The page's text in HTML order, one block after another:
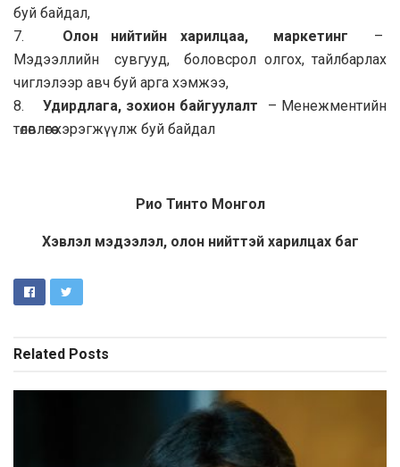
буй байдал,
7. Олон нийтийн харилцаа, маркетинг –
Мэдээллийн сувгууд, боловсрол олгох, тайлбарлах
чиглэлээр авч буй арга хэмжээ,
8.
Удирдлага, зохион байгуулалт – Менежментийн
төлөвлөгөө хэрэгжүүлж буй байдал
Рио Тинто Монгол
Хэвлэл мэдээлэл, олон нийттэй харилцах баг
Related Posts